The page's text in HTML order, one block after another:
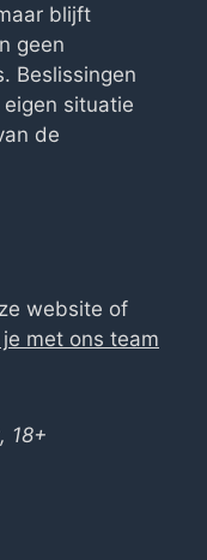
blijft
geen
Beslissingen
situatie
de
website of
met ons team
18+